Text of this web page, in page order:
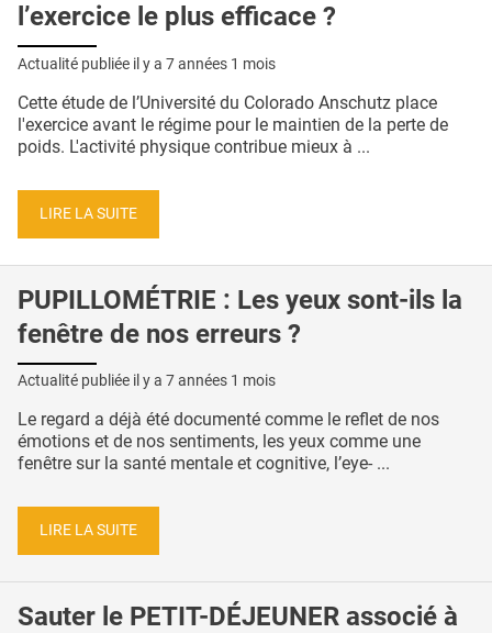
l’exercice le plus efficace ?
Actualité publiée il y a 7 années 1 mois
Cette étude de l’Université du Colorado Anschutz place
l'exercice avant le régime pour le maintien de la perte de
poids. L'activité physique contribue mieux à ...
LIRE LA SUITE
PUPILLOMÉTRIE : Les yeux sont-ils la
fenêtre de nos erreurs ?
Actualité publiée il y a 7 années 1 mois
Le regard a déjà été documenté comme le reflet de nos
émotions et de nos sentiments, les yeux comme une
fenêtre sur la santé mentale et cognitive, l’eye- ...
LIRE LA SUITE
Sauter le PETIT-DÉJEUNER associé à